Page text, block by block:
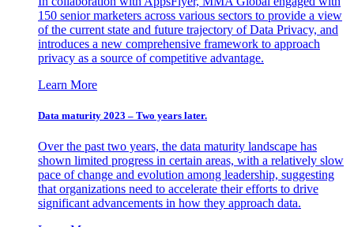
150 senior marketers across various sectors to provide a view
of the current state and future trajectory of Data Privacy, and
introduces a new comprehensive framework to approach
privacy as a source of competitive advantage.
Learn More
Data maturity 2023 – Two years later.
Over the past two years, the data maturity landscape has
shown limited progress in certain areas, with a relatively slow
pace of change and evolution among leadership, suggesting
that organizations need to accelerate their efforts to drive
significant advancements in how they approach data.